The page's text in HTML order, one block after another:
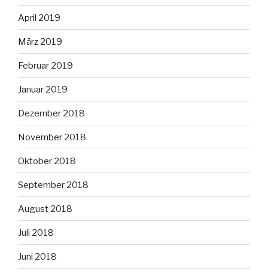
April 2019
März 2019
Februar 2019
Januar 2019
Dezember 2018
November 2018
Oktober 2018
September 2018
August 2018
Juli 2018
Juni 2018